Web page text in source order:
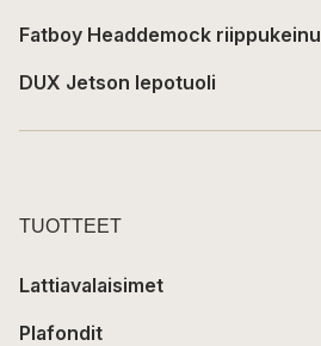
Fatboy Headdemock riippukeinu
DUX Jetson lepotuoli
TUOTTEET
Lattiavalaisimet
Plafondit